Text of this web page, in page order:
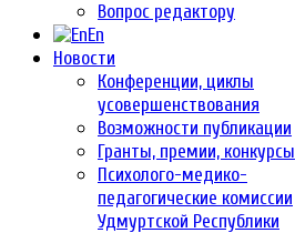
Вопрос редактору
En
Новости
Конференции, циклы
усовершенствования
Возможности публикации
Гранты, премии, конкурсы
Психолого-медико-
педагогические комиссии
Удмуртской Республики